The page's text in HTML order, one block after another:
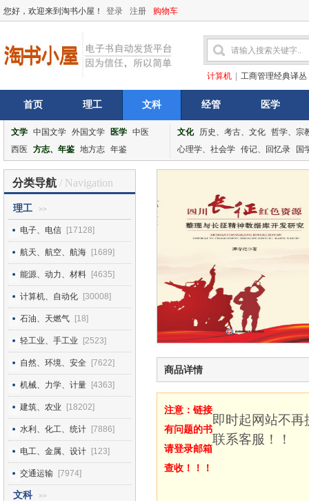
您好，欢迎来到淘书小屋！ 登录 注册 购物车
计算机 工商管理经典译丛
首页 理工 文科 经管 医学
文学 中国文学 外国文学 医学 中医
西医
方志、年鉴 地方志 年鉴
文化 历史、考古、文化 哲学、宗
心理学、社会学 传记、回忆录 国
分类导航 / Navigation
理工 >>
电子、电信 [17128]
航天、航空、航海 [1689]
能源、动力、材料 [4635]
计算机、自动化 [30008]
石油、天燃气 [18]
轻工业、手工业 [2523]
自然、环境、安全 [7622]
机械、力学、计量 [4363]
建筑、农业 [18202]
水利、化工、统计 [7886]
电工、金属、设计 [123]
交通运输 [7974]
文科 >>
商品详情
注意：链接
有问题的书
请登录邮箱
查收！！！
即时起网站不
联系客服！！